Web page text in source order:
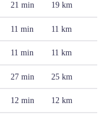
21 min 19 km
11 min 11 km
11 min 11 km
27 min 25 km
12 min 12 km